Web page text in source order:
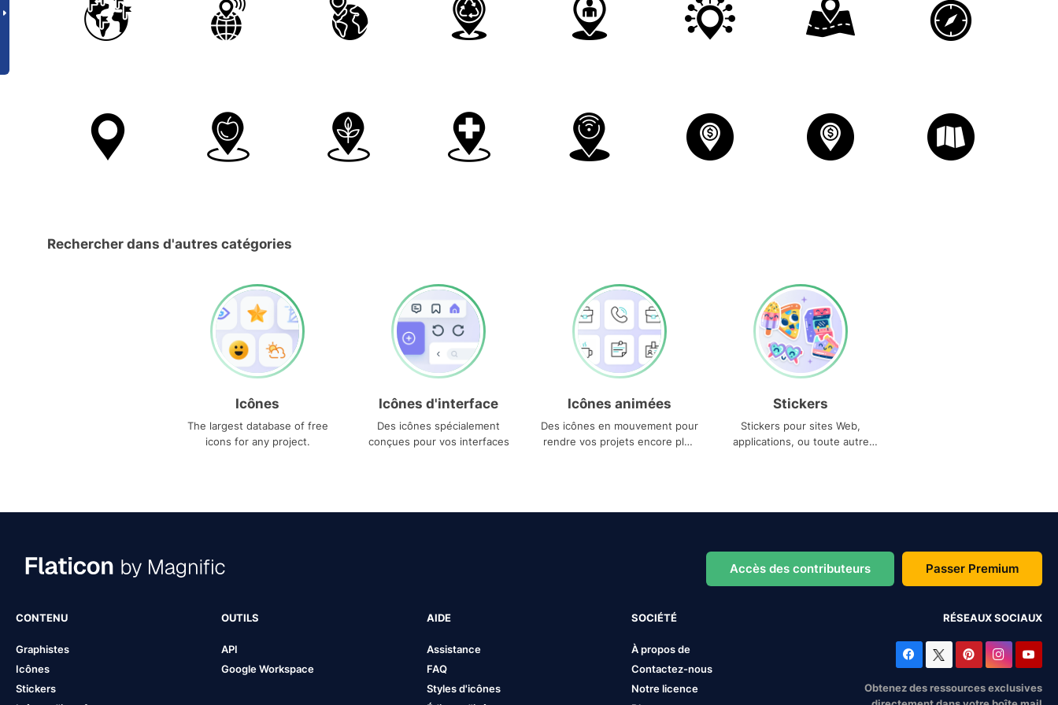
Rechercher dans d'autres catégories
Icônes
The largest database of free
icons for any project.
Icônes d'interface
Des icônes spécialement
conçues pour vos interfaces
Icônes animées
Des icônes en mouvement pour
rendre vos projets encore plus
Stickers
Stickers pour sites Web,
applications, ou toute autre
Accès des contributeurs Passer Premium
CONTENU
Graphistes
Icônes
Stickers
OUTILS
API
Google Workspace
AIDE
Assistance
FAQ
Styles d'icônes
SOCIÉTÉ
À propos de
Contactez-nous
Notre licence
RÉSEAUX SOCIAUX
Obtenez des ressources exclusives